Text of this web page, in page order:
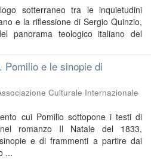
sotterraneo tra le inquietudini
e la riflessione di Sergio Quinzio,
panorama teologico italiano del
Pomilio e le sinopie di
Culturale Internazionale
cui Pomilio sottopone i testi di
nel romanzo Il Natale del 1833,
e di frammenti a partire dai
...